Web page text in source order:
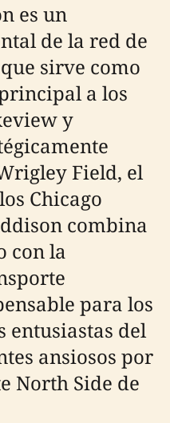
es un
de la red de
sirve como
a los
y
Field, el
Chicago
combina
con la
para los
entusiastas del
ansiosos por
North Side de